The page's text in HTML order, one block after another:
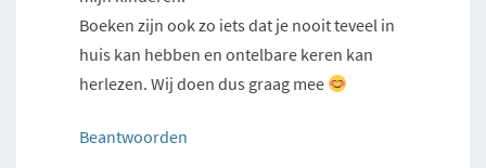
Boeken zijn ook zo iets dat je nooit teveel in
huis kan hebben en ontelbare keren kan
herlezen. Wij doen dus graag mee
Beantwoorden